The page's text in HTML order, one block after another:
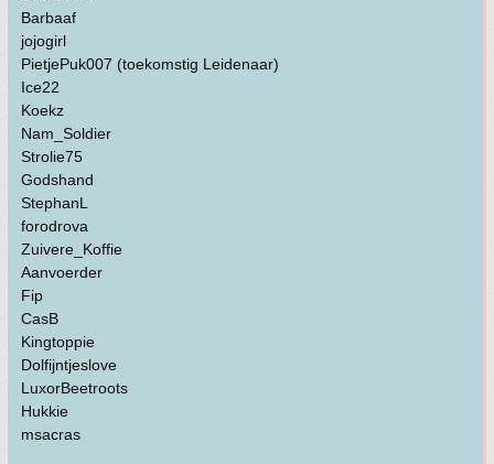
Barbaaf
jojogirl
PietjePuk007 (toekomstig Leidenaar)
Ice22
Koekz
Nam_Soldier
Strolie75
Godshand
StephanL
forodrova
Zuivere_Koffie
Aanvoerder
Fip
CasB
Kingtoppie
Dolfijntjeslove
LuxorBeetroots
Hukkie
msacras